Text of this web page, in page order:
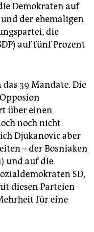
Demokraten auf
der ehemaligen
die
auf fünf Prozent
39 Mandate. Die
über einen
noch nicht
Djukanovic aber
– der Bosniaken
und auf die
SD,
diesen Parteien
für eine